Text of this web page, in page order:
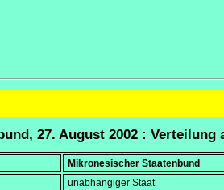
27. August 2002 :
Mikronesischer Staatenbund
unabhängiger Staat